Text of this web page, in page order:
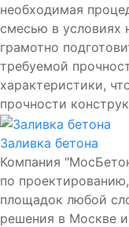
необходимая
смесью в условиях
грамотно
требуемой
характеристики,
прочности
Заливка бетона
Компания
по
площадок любой
решения в Москве